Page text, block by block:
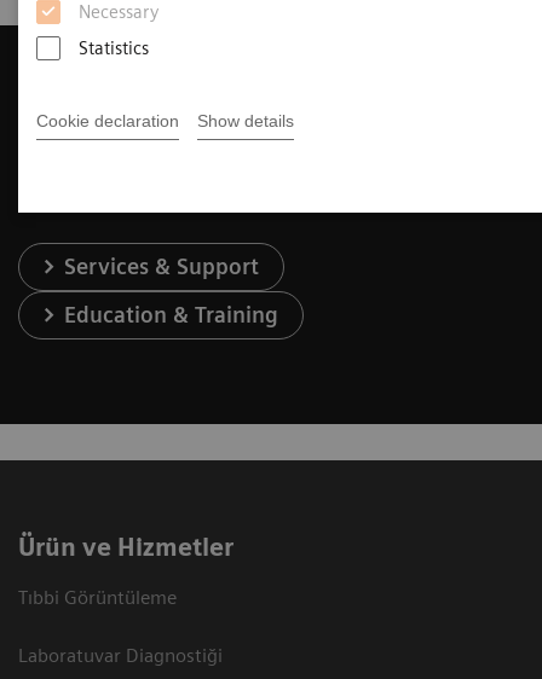
Necessary
Statistics
Cookie declaration Show details
Contact Us
Services & Support
Education & Training
Ürün ve Hizmetler
Tıbbi Görüntüleme
Laboratuvar Diagnostiği